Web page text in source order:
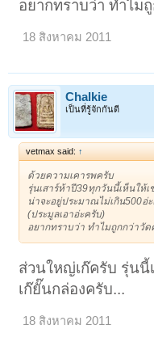
อยากทราบว่า ทำไม
18 สิงหาคม 2011
Chalkie
เป็นที่รู้จักกันดี
vetmax said: ↑
ด้วยความเคารพครับ
รุ่นเสาร์ห้าปี39ทุกวันนี้เห็นให้
น่าจะอยู่ประมาณไม่เกิน500อ่
(ประมูลเอาอ่ะครับ)
อยากทราบว่า ทำไมถูกกว่าวัด
ส่วนใหญ่เก๊ครับ รุ่นนี้
เก๊ยั๊นกล่องครับ...
18 สิงหาคม 2011